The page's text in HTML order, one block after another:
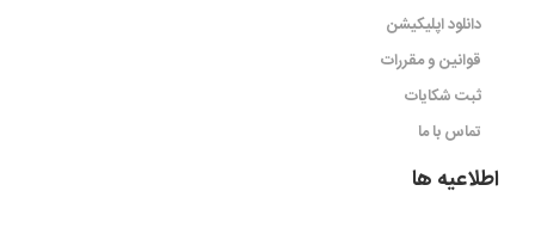
دانلود اپلیکیشن
قوانین و مقررات
ثبت شکایات
تماس با ما
اطلاعیه ها